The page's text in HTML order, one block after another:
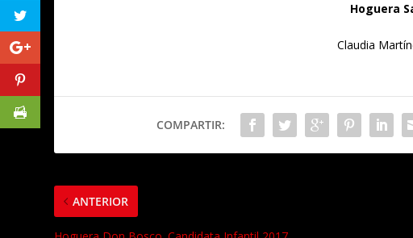
Hoguera
Claudia
COMPARTIR:
ANTERIOR